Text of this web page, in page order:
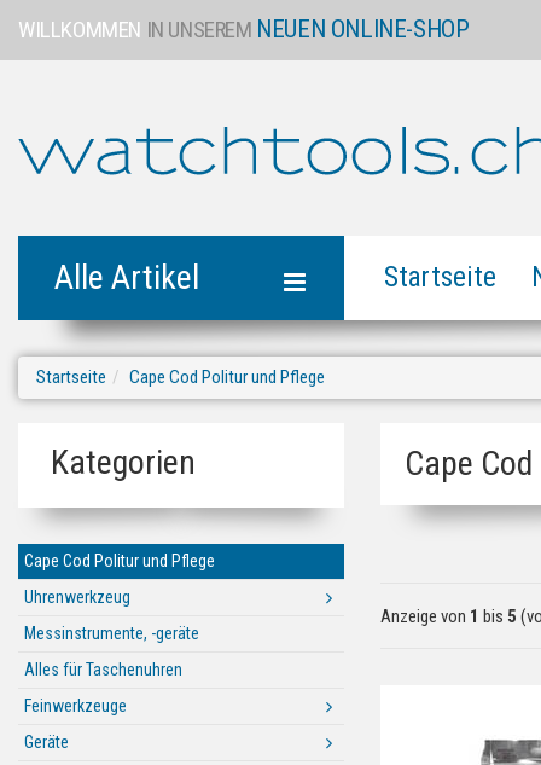
WILLKOMMEN IN UNSEREM NEUEN ONLINE-SHOP
Alle Artikel Startseite
Startseite Cape Cod Politur und Pflege
Kategorien
Cape Cod Politur und Pflege
Uhrenwerkzeug
Messinstrumente, -geräte
Alles für Taschenuhren
Feinwerkzeuge
Geräte
Cape
Anzeige von 1 bis 5